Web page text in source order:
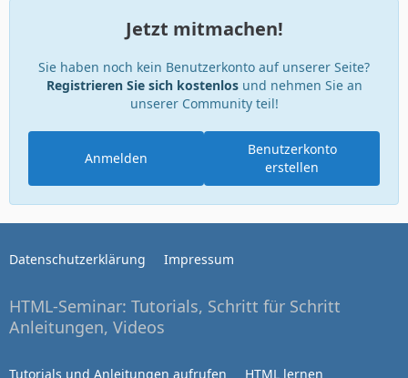
Jetzt mitmachen!
Sie haben noch kein Benutzerkonto auf unserer Seite?
Registrieren Sie sich kostenlosund nehmen Sie an
unserer Community teil!
Benutzerkonto
erstellen
Anmelden
Datenschutzerklärung Impressum
HTML-Seminar: Tutorials, Schritt für Schritt
Anleitungen, Videos
Tutorials und Anleitungen aufrufen HTML lernen